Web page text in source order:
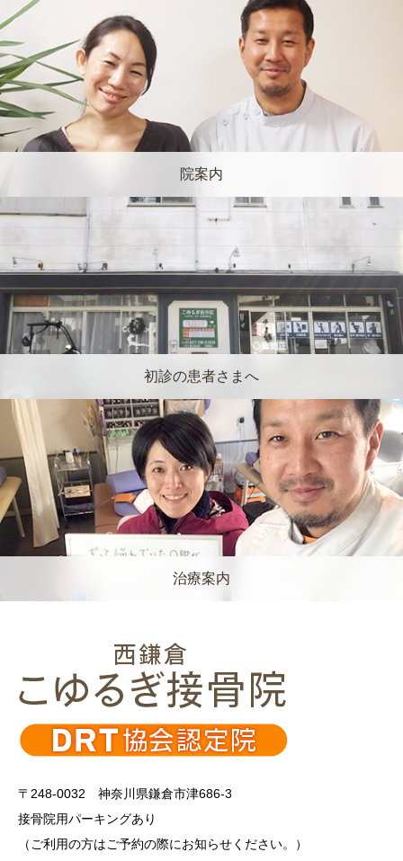
院案内
初診の患者さまへ
治療案内
〒248-0032 神奈川県鎌倉市津686-3
接骨院用パーキングあり
（ご利用の方はご予約の際にお知らせください。）